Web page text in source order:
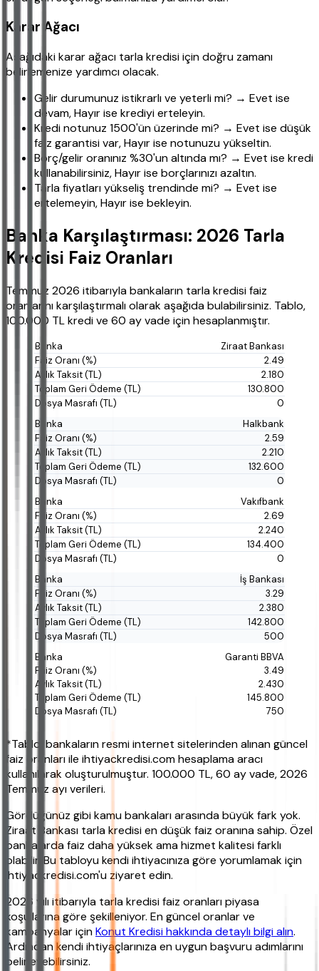
Karar Ağacı
Aşağıdaki karar ağacı tarla kredisi için doğru zamanı
belirlemenize yardımcı olacak.
Gelir durumunuz istikrarlı ve yeterli mi? → Evet ise
devam, Hayır ise krediyi erteleyin.
Kredi notunuz 1500'ün üzerinde mi? → Evet ise düşük
faiz garantisi var, Hayır ise notunuzu yükseltin.
Borç/gelir oranınız %30'un altında mı? → Evet ise kredi
kullanabilirsiniz, Hayır ise borçlarınızı azaltın.
Tarla fiyatları yükseliş trendinde mi? → Evet ise
ertelemeyin, Hayır ise bekleyin.
Banka Karşılaştırması: 2026 Tarla
Kredisi Faiz Oranları
Temmuz 2026 itibarıyla bankaların tarla kredisi faiz
oranlarını karşılaştırmalı olarak aşağıda bulabilirsiniz. Tablo,
100.000 TL kredi ve 60 ay vade için hesaplanmıştır.
Ziraat Bankası
2.49
2.180
130.800
0
Halkbank
2.59
2.210
132.600
0
Vakıfbank
2.69
2.240
134.400
0
İş Bankası
3.29
2.380
142.800
500
Garanti BBVA
3.49
2.430
145.800
750
*Tablo, bankaların resmi internet sitelerinden alınan güncel
faiz oranları ile ihtiyackredisi.com hesaplama aracı
kullanılarak oluşturulmuştur. 100.000 TL, 60 ay vade, 2026
Temmuz ayı verileri.
Gördüğünüz gibi kamu bankaları arasında büyük fark yok.
Ziraat Bankası tarla kredisi en düşük faiz oranına sahip. Özel
bankalarda faiz daha yüksek ama hizmet kalitesi farklı
olabilir. Bu tabloyu kendi ihtiyacınıza göre yorumlamak için
ihtiyackredisi.com'u ziyaret edin.
2026 yılı itibarıyla tarla kredisi faiz oranları piyasa
koşullarına göre şekilleniyor. En güncel oranlar ve
kampanyalar içinKonut Kredisi hakkında detaylı bilgi alın.
Ardından kendi ihtiyaçlarınıza en uygun başvuru adımlarını
belirleyebilirsiniz.